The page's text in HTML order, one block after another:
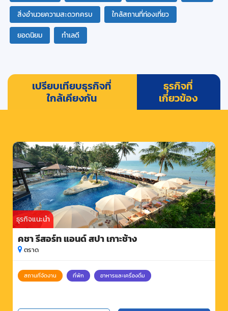
สิ่งอำนวยความสะดวกครบ
ใกล้สถานที่ท่องเที่ยว
ยอดนิยม
ทำเลดี
เปรียบเทียบธุรกิจที่
ใกล้เคียงกัน
ธุรกิจที่
เกี่ยวข้อง
ธุรกิจแนะนำ
คชา รีสอร์ท แอนด์ สปา เกาะช้าง
ตราด
สถานที่จัดงาน ที่พัก อาหารและเครื่องดื่ม